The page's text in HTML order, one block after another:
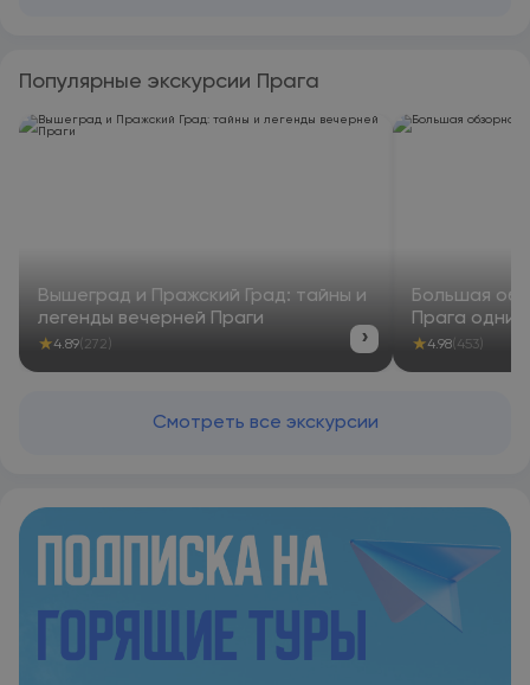
Hotel Drei Lilien из окон открывается вид на город. Во всех
номерах есть платяной шкаф. Гостям Hotel Drei Lilien
предоставляется завтрак «шведский стол». При Hotel Drei
Популярные экскурсии Прага
Вышеград и Пражский Град: тайны и
легенды вечерней Праги
★4.89 (272) ›
Большая
Прага
★4.98 (453)
Смотреть все экскурсии